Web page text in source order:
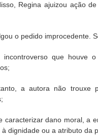
Regina ajuizou ação
o pedido improcedente.
que houve
a autora não trouxe
caracterizar dano moral, a
dignidade ou a atributo da